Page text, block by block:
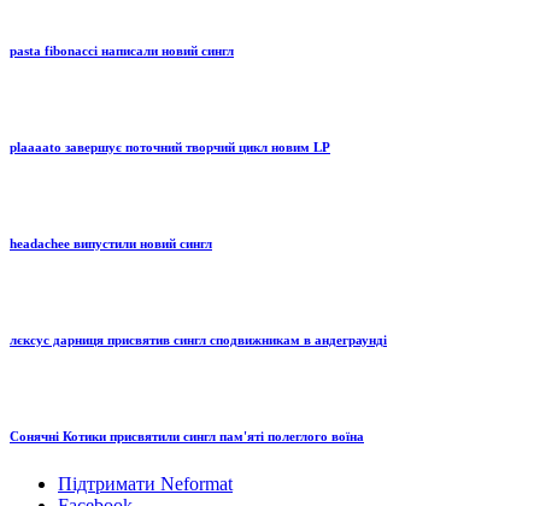
pasta fibonacci написали новий сингл
plaaaato завершує поточний творчий цикл новим LP
headachee випустили новий сингл
лєксус дарниця присвятив сингл сподвижникам в андеграунді
Сонячні Котики присвятили сингл пам'яті полеглого воїна
Підтримати Neformat